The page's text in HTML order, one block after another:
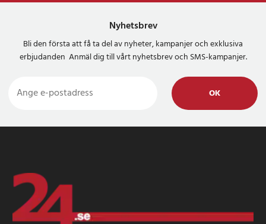
Nyhetsbrev
Bli den första att få ta del av nyheter, kampanjer och exklusiva
erbjudanden Anmäl dig till vårt nyhetsbrev och SMS-kampanjer.
OK